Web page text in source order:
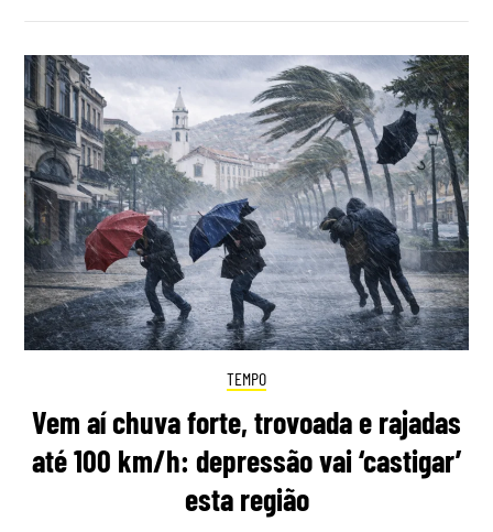
TEMPO
Vem aí chuva forte, trovoada e rajadas
até 100 km/h: depressão vai ‘castigar’
esta região